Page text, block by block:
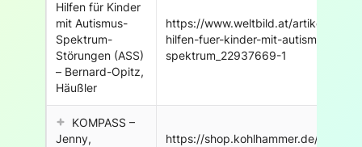
Hilfen für Kinder
mit Autismus-
Spektrum-
Störungen (ASS)
– Bernard-Opitz,
Häußler
https://www.weltbild.at/artikel/
hilfen-fuer-kinder-mit-autismus-
spektrum_22937669-1
KOMPASS –
Jenny,
https://shop.kohlhammer.de/